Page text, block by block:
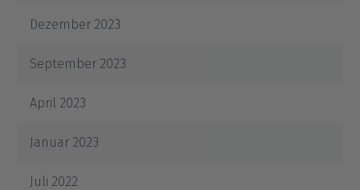
Dezember 2023
September 2023
April 2023
Januar 2023
Juli 2022